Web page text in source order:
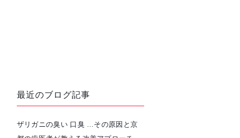
最近のブログ記事
ザリガニの臭い 口臭 …その原因と京